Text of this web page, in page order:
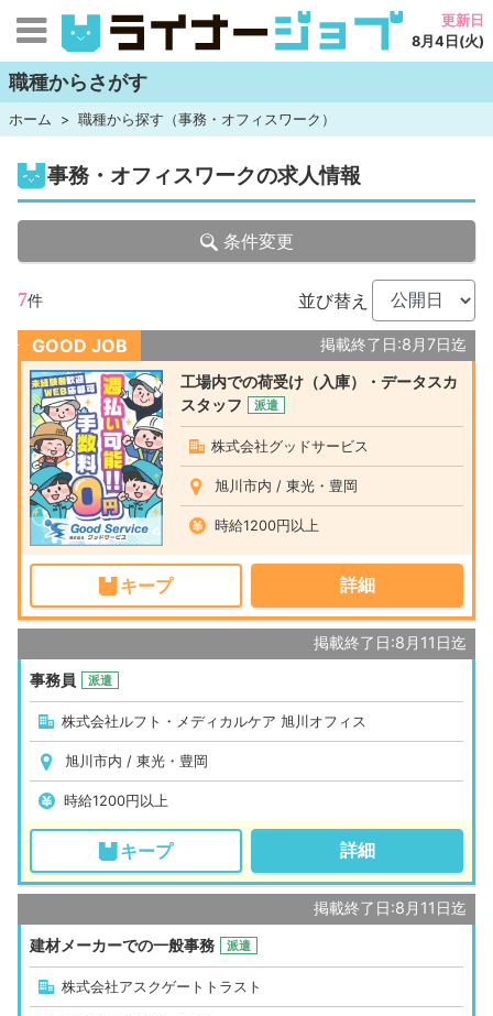
更新日
8月4日(火)
職種からさがす
ホーム 職種から探す（事務・オフィスワーク）
事務・オフィスワークの求人情報
条件変更
7件 並び替え
GOOD JOB
掲載終了日:8月7日迄
工場内での荷受け（入庫）・データスカ
スタッフ
派遣
株式会社グッドサービス
旭川市内 / 東光・豊岡
時給1200円以上
キープ 詳細
掲載終了日:8月11日迄
事務員
派遣
株式会社ルフト・メディカルケア 旭川オフィス
旭川市内 / 東光・豊岡
時給1200円以上
キープ 詳細
掲載終了日:8月11日迄
建材メーカーでの一般事務
派遣
株式会社アスクゲートトラスト